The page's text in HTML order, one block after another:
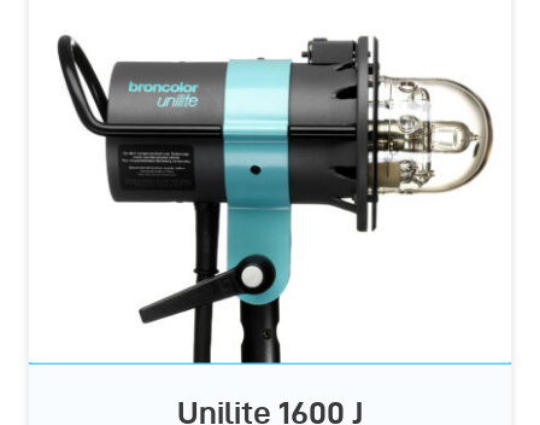
Unilite 1600 J